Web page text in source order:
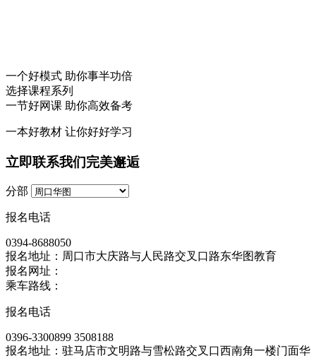
一个好模式 助你事半功倍
选择课程系列
一节好网课 助你高效备考
一本好教材 让你好好学习
立即联系我们完美邂逅
分部
报名电话
0394-8688050
报名地址：周口市大庆路与人民路交叉口路东华图教育
报名网址：
乘车路线：
报名电话
0396-3300899 3508188
报名地址：驻马店市文明路与雪松路交叉口西南角一楼门面华